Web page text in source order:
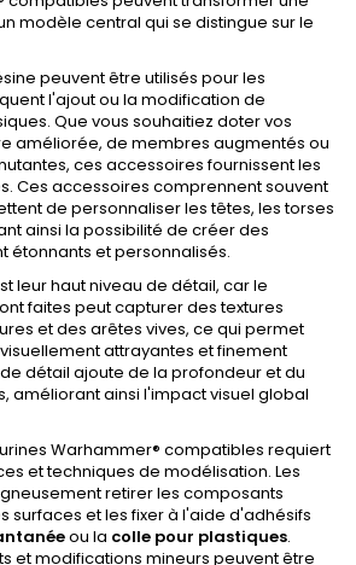
modèle central qui se distingue sur le
peuvent être utilisés pour les
l'ajout ou la modification de
Que vous souhaitiez doter vos
améliorée, de membres augmentés ou
ces accessoires fournissent les
Ces accessoires comprennent souvent
de personnaliser les têtes, les torses
ainsi la possibilité de créer des
étonnants et personnalisés.
leur haut niveau de détail, car le
faites peut capturer des textures
et des arêtes vives, ce qui permet
attrayantes et finement
détail ajoute de la profondeur et du
améliorant ainsi l'impact visuel global
Warhammer® compatibles requiert
et techniques de modélisation. Les
retirer les composants
surfaces et les fixer à l'aide d'adhésifs
ou la colle pour plastiques.
et modifications mineurs peuvent être